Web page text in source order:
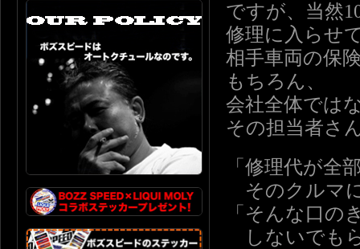
ですが、当然
修理に入らせ
相手車両の保
もちろん、
会社全体では
その担当者さ
「修理代が全
そのクルマ
「そんな口の
しないでも